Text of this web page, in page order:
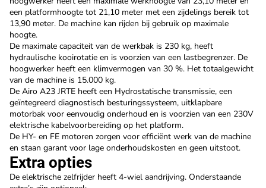
een platformhoogte tot 21,10 meter met een zijdelings bereik tot
13,90 meter. De machine kan rijden bij gebruik op maximale
hoogte.
De maximale capaciteit van de werkbak is 230 kg, heeft
hydraulische kooirotatie en is voorzien van een lastbegrenzer. De
hoogwerker heeft een klimvermogen van 30 %. Het totaalgewicht
van de machine is 15.000 kg.
De Airo A23 JRTE heeft een Hydrostatische transmissie, een
geïntegreerd diagnostisch besturingssysteem, uitklapbare
motorbak voor eenvoudig onderhoud en is voorzien van een 230V
elektrische kabelvoorbereiding op het platform.
De HY- en FE motoren zorgen voor efficiënt werk van de machine
en staan garant voor lage onderhoudskosten en geen uitstoot.
Extra opties
De elektrische zelfrijder heeft 4-wiel aandrijving. Onderstaande